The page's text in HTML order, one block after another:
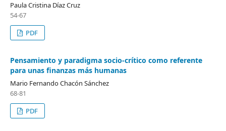
Paula Cristina Díaz Cruz
54-67
PDF
Pensamiento y paradigma socio-crítico como referente
para unas finanzas más humanas
Mario Fernando Chacón Sánchez
68-81
PDF